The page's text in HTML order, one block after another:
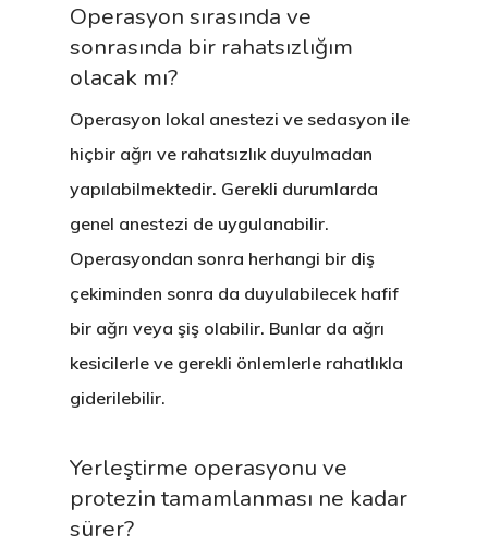
Operasyon sırasında ve
sonrasında bir rahatsızlığım
olacak mı?
Operasyon lokal anestezi ve sedasyon ile
hiçbir ağrı ve rahatsızlık duyulmadan
yapılabilmektedir. Gerekli durumlarda
genel anestezi de uygulanabilir.
Operasyondan sonra herhangi bir diş
çekiminden sonra da duyulabilecek hafif
bir ağrı veya şiş olabilir. Bunlar da ağrı
kesicilerle ve gerekli önlemlerle rahatlıkla
giderilebilir.
Yerleştirme operasyonu ve
protezin tamamlanması ne kadar
sürer?